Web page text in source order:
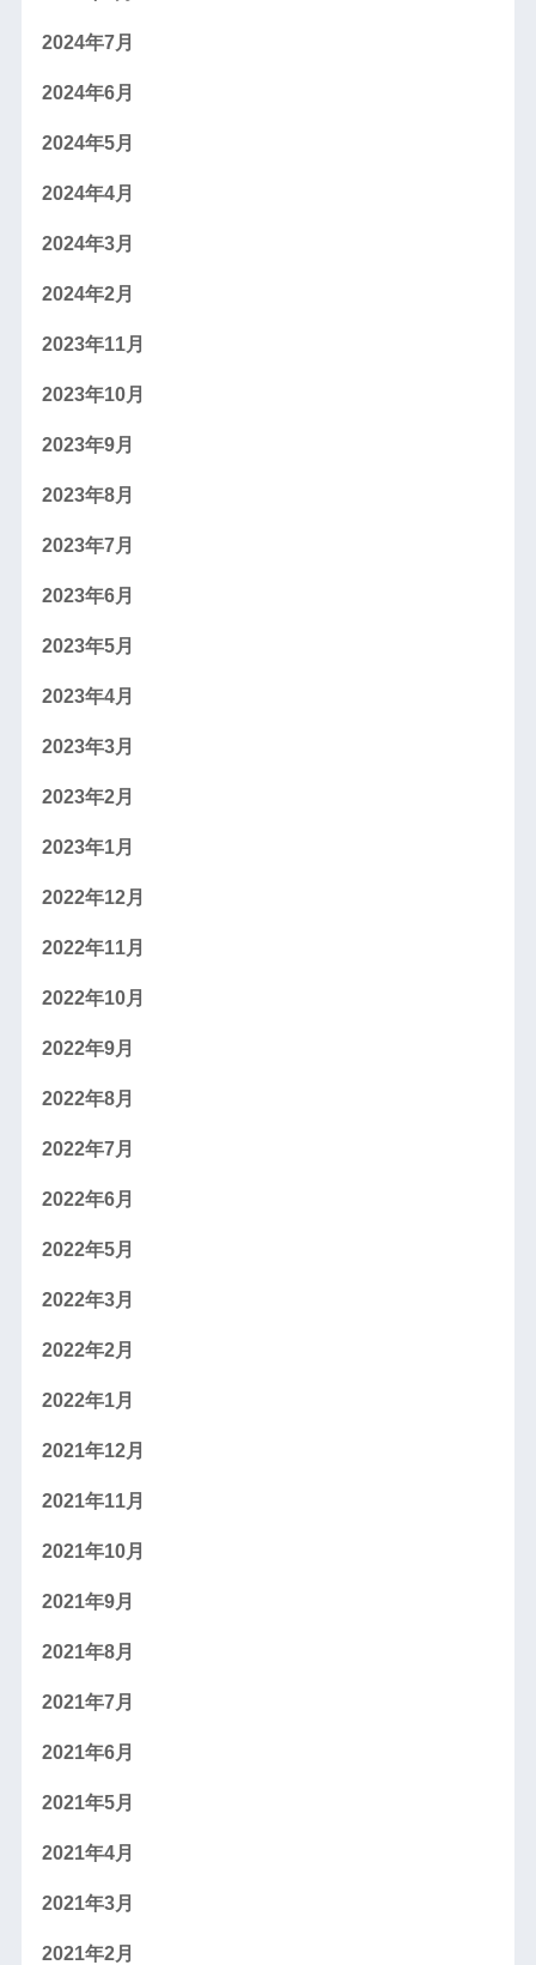
2024年7月
2024年6月
2024年5月
2024年4月
2024年3月
2024年2月
2023年11月
2023年10月
2023年9月
2023年8月
2023年7月
2023年6月
2023年5月
2023年4月
2023年3月
2023年2月
2023年1月
2022年12月
2022年11月
2022年10月
2022年9月
2022年8月
2022年7月
2022年6月
2022年5月
2022年3月
2022年2月
2022年1月
2021年12月
2021年11月
2021年10月
2021年9月
2021年8月
2021年7月
2021年6月
2021年5月
2021年4月
2021年3月
2021年2月